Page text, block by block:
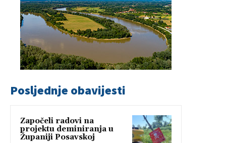
Posljednje obavijesti
Započeli radovi na
projektu deminiranja u
Županiji Posavskoj